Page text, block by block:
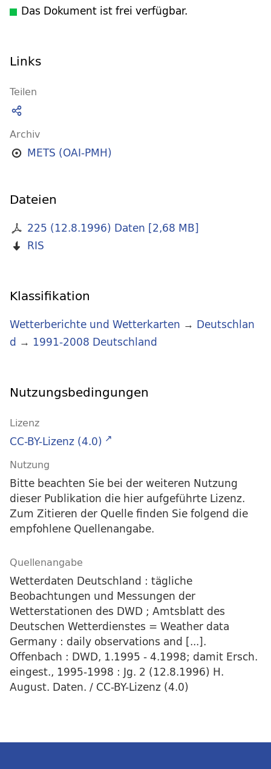
Das Dokument ist frei verfügbar.
Links
Teilen
Archiv
METS (OAI-PMH)
Dateien
225 (12.8.1996) Daten [2,68 MB]
RIS
Klassifikation
Wetterberichte und Wetterkarten → Deutschlan
d → 1991-2008 Deutschland
Nutzungsbedingungen
Lizenz
CC-BY-Lizenz (4.0)
Nutzung
Bitte beachten Sie bei der weiteren Nutzung
dieser Publikation die hier aufgeführte Lizenz.
Zum Zitieren der Quelle finden Sie folgend die
empfohlene Quellenangabe.
Quellenangabe
Wetterdaten Deutschland : tägliche
Beobachtungen und Messungen der
Wetterstationen des DWD ; Amtsblatt des
Deutschen Wetterdienstes = Weather data
Germany : daily observations and [...].
Offenbach : DWD, 1.1995 - 4.1998; damit Ersch.
eingest., 1995-1998 : Jg. 2 (12.8.1996) H.
August. Daten. / CC-BY-Lizenz (4.0)